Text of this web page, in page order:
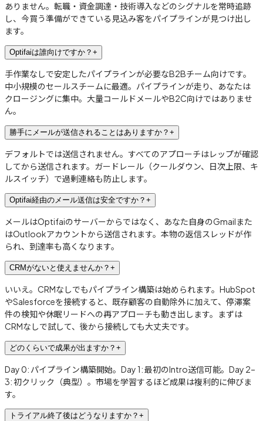
ありません。転職・資金調達・技術導入などのシグナルを常時追跡
し、今買う準備ができている見込み客をパイプラインが見つけ出し
ます。
Optifaiは誰向けですか？ +
手作業なしで安定したパイプラインが必要なB2Bチーム向けです。
中小規模のセールスチームに最適。パイプラインが走り、あなたは
クロージングに集中。大量コールドメールやB2C向けではありませ
ん。
勝手にメールが送信されることはありますか？ +
デフォルトでは送信されません。すべてのアプローチはレップが確認
してから送信されます。ガードレール（クールダウン、日次上限、キ
ルスイッチ）で過剰連絡も防止します。
Optifai経由のメール送信は安全ですか？ +
メールはOptifaiのサーバーからではなく、あなた自身のGmailまた
はOutlookアカウントから送信されます。本物の返信スレッドが作
られ、到達率も高くなります。
CRMがないと使えませんか？ +
いいえ。CRMなしでもパイプライン構築は始められます。HubSpot
やSalesforceを接続すると、既存顧客の自動除外に加えて、停滞案
件の検知や休眠リードへの再アプローチも動き出します。まずは
CRMなしで試して、後から接続しても大丈夫です。
どのくらいで成果が出ますか？ +
Day 0: パイプライン構築開始。Day 1: 最初のIntro送信可能。Day 2–
3: 初クリック（典型）。市場を学習するほど成果は複利的に伸びま
す。
トライアル終了後はどうなりますか？ +